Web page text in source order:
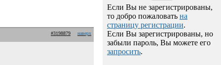
#3198879 наверх
Если Вы не зарегистрированы,
то добро пожаловать на
страницу регистрации.
Если Вы зарегистрированы, но
забыли пароль, Вы можете его
запросить.